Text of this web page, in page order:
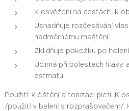
K osvěžení na cestách, k
Usnadňuje rozčesávání
nadměrnému maštění
Zklidňuje pokožku po
Účinná při bolestech hlavy
astmatu
Použití: k čištění a tonizaci pleti. K
/použití v balení s rozprašovačem/.